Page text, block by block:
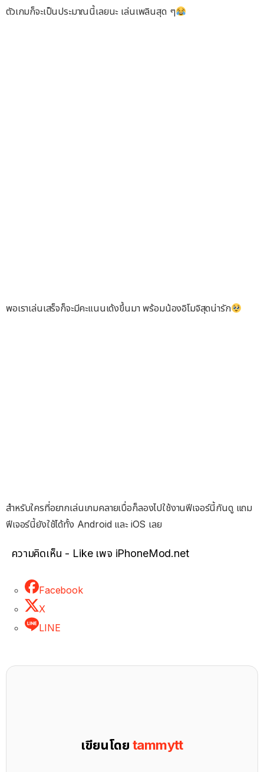
ตัวเกมก็จะเป็นประมาณนี้เลยนะ เล่นเพลินสุด ๆ
พอเราเล่นเสร็จก็จะมีคะแนนเด้งขึ้นมา พร้อมน้องอิโมจิสุดน่ารัก
สำหรับใครที่อยากเล่นเกมคลายเบื่อก็ลองไปใช้งานฟีเจอร์นี้กันดู แถม
ฟีเจอร์นี้ยังใช้ได้ทั้ง Android และ iOS เลย
ความคิดเห็น - Like เพจ iPhoneMod.net
Facebook
X
LINE
เขียนโดย tammytt